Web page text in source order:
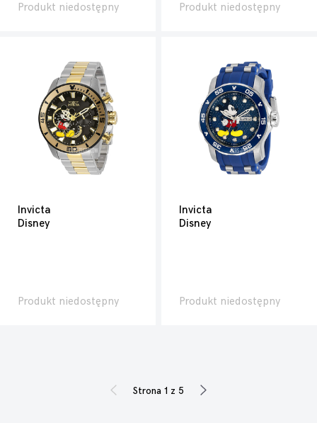
Produkt niedostępny Produkt niedostępny
Invicta
Disney
Produkt niedostępny
Invicta
Disney
Produkt niedostępny
Strona 1 z 5